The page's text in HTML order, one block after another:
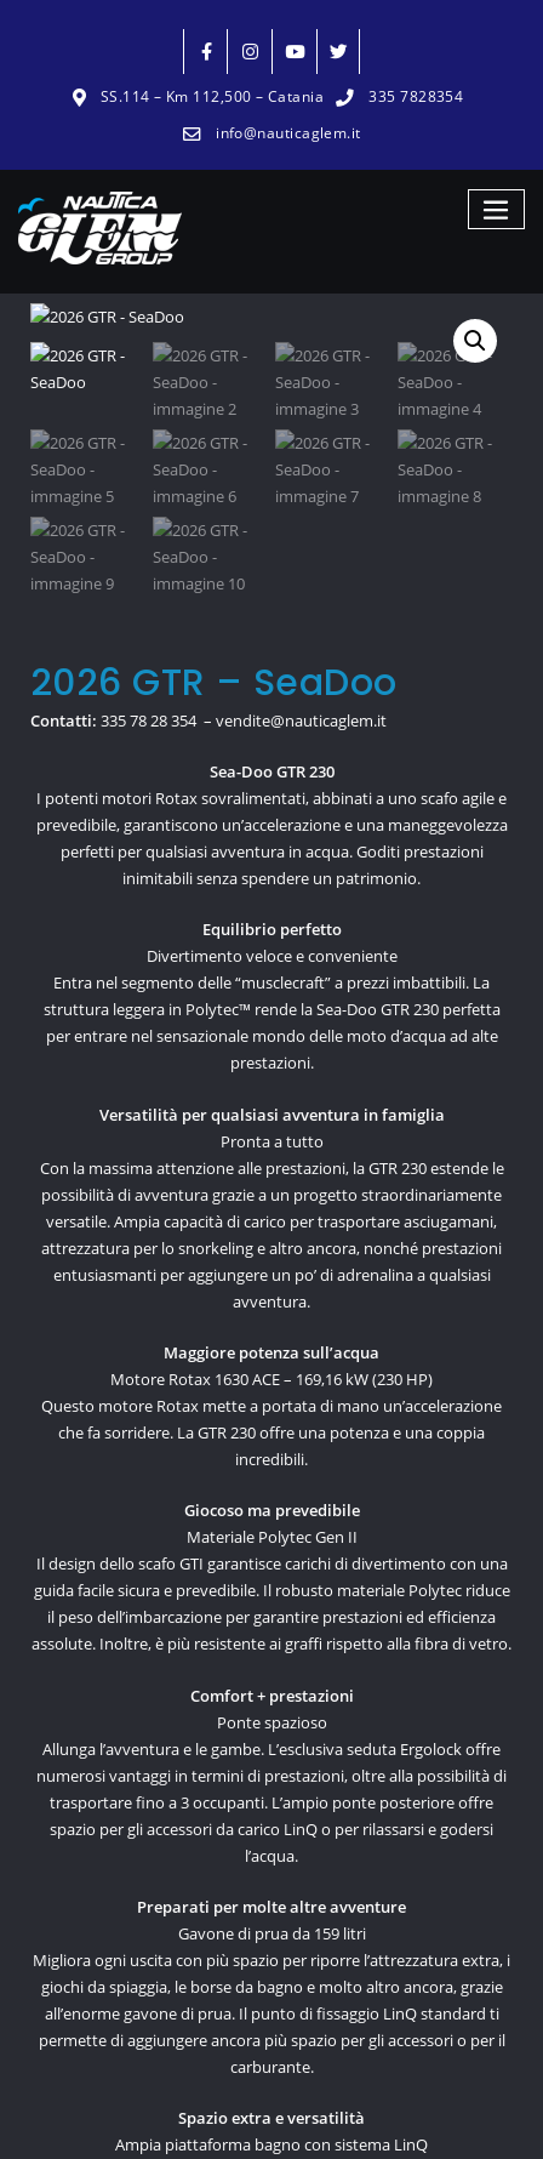
SS.114 – Km 112,500 – Catania
335 7828354
info@nauticaglem.it
2026 GTR – SeaDoo
Contatti: 335 78 28 354 – vendite@nauticaglem.it
Sea-Doo GTR 230
I potenti motori Rotax sovralimentati, abbinati a uno scafo agile e
prevedibile, garantiscono un’accelerazione e una maneggevolezza
perfetti per qualsiasi avventura in acqua. Goditi prestazioni
inimitabili senza spendere un patrimonio.
Equilibrio perfetto
Divertimento veloce e conveniente
Entra nel segmento delle “musclecraft” a prezzi imbattibili. La
struttura leggera in Polytec™ rende la Sea-Doo GTR 230 perfetta
per entrare nel sensazionale mondo delle moto d’acqua ad alte
prestazioni.
Versatilità per qualsiasi avventura in famiglia
Pronta a tutto
Con la massima attenzione alle prestazioni, la GTR 230 estende le
possibilità di avventura grazie a un progetto straordinariamente
versatile. Ampia capacità di carico per trasportare asciugamani,
attrezzatura per lo snorkeling e altro ancora, nonché prestazioni
entusiasmanti per aggiungere un po’ di adrenalina a qualsiasi
avventura.
Maggiore potenza sull’acqua
Motore Rotax 1630 ACE – 169,16 kW (230 HP)
Questo motore Rotax mette a portata di mano un’accelerazione
che fa sorridere. La GTR 230 offre una potenza e una coppia
incredibili.
Giocoso ma prevedibile
Materiale Polytec Gen II
Il design dello scafo GTI garantisce carichi di divertimento con una
guida facile sicura e prevedibile. Il robusto materiale Polytec riduce
il peso dell’imbarcazione per garantire prestazioni ed efficienza
assolute. Inoltre, è più resistente ai graffi rispetto alla fibra di vetro.
Comfort + prestazioni
Ponte spazioso
Allunga l’avventura e le gambe. L’esclusiva seduta Ergolock offre
numerosi vantaggi in termini di prestazioni, oltre alla possibilità di
trasportare fino a 3 occupanti. L’ampio ponte posteriore offre
spazio per gli accessori da carico LinQ o per rilassarsi e godersi
l’acqua.
Preparati per molte altre avventure
Gavone di prua da 159 litri
Migliora ogni uscita con più spazio per riporre l’attrezzatura extra, i
giochi da spiaggia, le borse da bagno e molto altro ancora, grazie
all’enorme gavone di prua. Il punto di fissaggio LinQ standard ti
permette di aggiungere ancora più spazio per gli accessori o per il
carburante.
Spazio extra e versatilità
Ampia piattaforma bagno con sistema LinQ